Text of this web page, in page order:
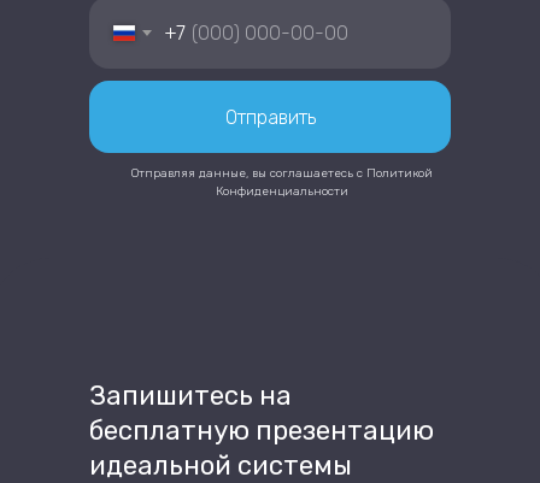
+7
Отправить
Отправляя данные, вы соглашаетесь с Политикой
Конфиденциальности
Запишитесь на
бесплатную презентацию
идеальной системы